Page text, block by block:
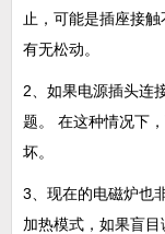
止，可能是插座接
有无松动。
2、如果电源插头连
题。 在这种情况下
坏。
3、现在的电磁炉也
加热模式，如果盲